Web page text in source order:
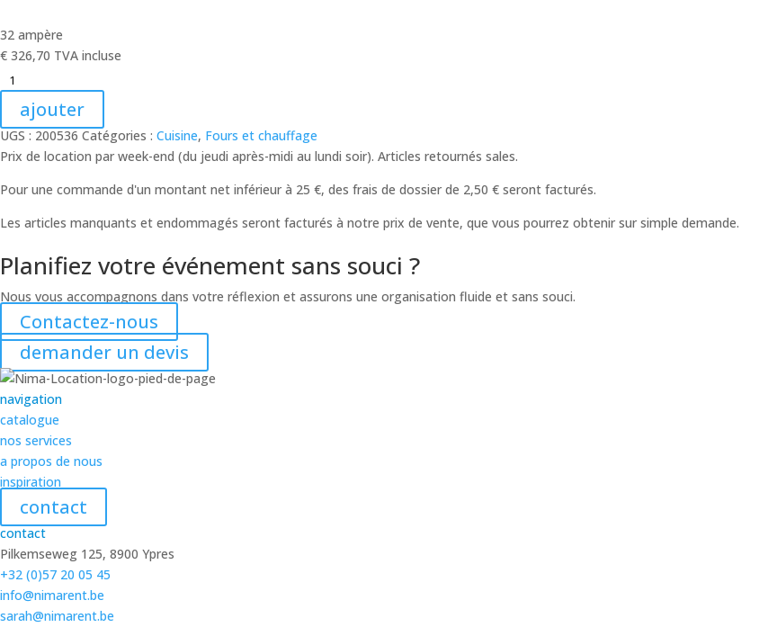
32 ampère
€ 326,70 TVA incluse
ajouter
UGS : 200536 Catégories : Cuisine, Fours et chauffage
Prix ​​de location par week-end (du jeudi après-midi au lundi soir). Articles retournés sales.
Pour une commande d'un montant net inférieur à 25 €, des frais de dossier de 2,50 € seront facturés.
Les articles manquants et endommagés seront facturés à notre prix de vente, que vous pourrez obtenir sur simple demande.
Planifiez votre événement sans souci ?
Nous vous accompagnons dans votre réflexion et assurons une organisation fluide et sans souci.
Contactez-nous
demander un devis
navigation
catalogue
nos services
a propos de nous
inspiration
contact
contact
Pilkemseweg 125, 8900 Ypres
+32 (0)57 20 05 45
info@nimarent.be
sarah@nimarent.be